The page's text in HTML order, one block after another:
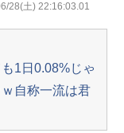
28(土) 22:16:03.01
1日0.08%じゃ
自称一流は君